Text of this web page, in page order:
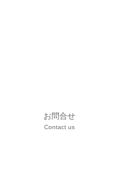
お問合せ
Contact us